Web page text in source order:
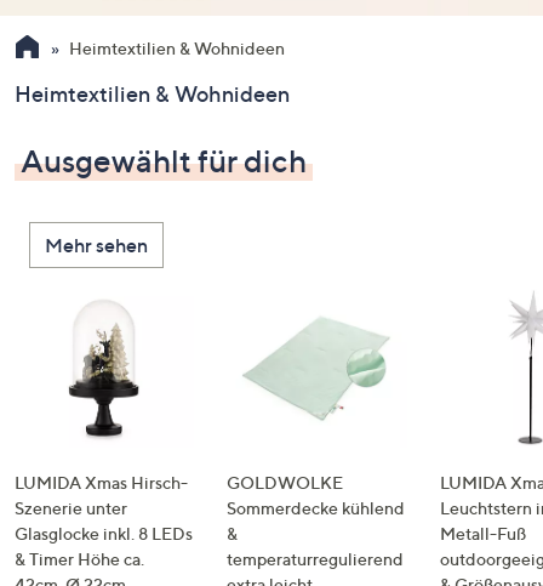
verwenden
Sie
Pfeiltasten
oben
und
nach
unten
oder
wischen
Touch-
Geräten
links
bzw.
rechts,
um
Heimtextilien & Wohnideen
Heimtextilien & Wohnideen
Ausgewählt für dich
Mehr sehen
LUMIDA Xmas Hirsch-
Szenerie unter
Glasglocke inkl. 8 LEDs
& Timer Höhe ca.
GOLDWOLKE
Sommerdecke kühlend
&
temperaturregulierend
LUMIDA
Leuchtstern
Metall-Fuß